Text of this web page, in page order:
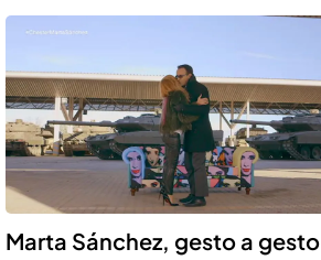
Marta Sánchez, gesto a gesto